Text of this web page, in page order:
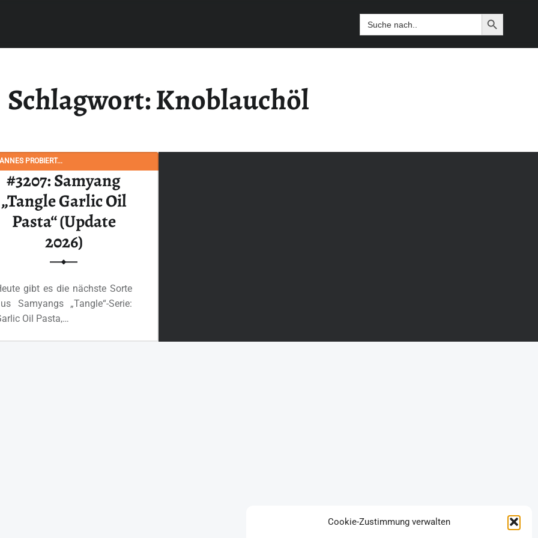
Cookie-Zustimmung verwalten
Search
for:
Search
Schlagwort:Knoblauchöl
PROBIERT...
#3207: Samyang
„Tangle Garlic Oil
Pasta“ (Update
2026)
gibt es die nächste Sorte
Samyangs „Tangle“-Serie:
Oil Pasta,…